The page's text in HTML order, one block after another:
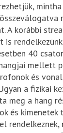
A korábbi
40
mellett
és
a fizikai
meg a hang
és kimenetek
rendelkeznek,